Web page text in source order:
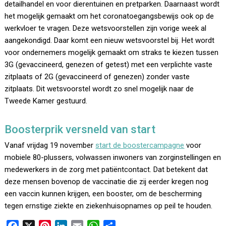
detailhandel en voor dierentuinen en pretparken. Daarnaast wordt
het mogelijk gemaakt om het coronatoegangsbewijs ook op de
werkvloer te vragen. Deze wetsvoorstellen zijn vorige week al
aangekondigd. Daar komt een nieuw wetsvoorstel bij. Het wordt
voor ondernemers mogelijk gemaakt om straks te kiezen tussen
3G (gevaccineerd, genezen of getest) met een verplichte vaste
zitplaats of 2G (gevaccineerd of genezen) zonder vaste
zitplaats. Dit wetsvoorstel wordt zo snel mogelijk naar de
Tweede Kamer gestuurd.
Boosterprik versneld van start
Vanaf vrijdag 19 november start de boostercampagne voor
mobiele 80-plussers, volwassen inwoners van zorginstellingen en
medewerkers in de zorg met patiëntcontact. Dat betekent dat
deze mensen bovenop de vaccinatie die zij eerder kregen nog
een vaccin kunnen krijgen, een booster, om de bescherming
tegen ernstige ziekte en ziekenhuisopnames op peil te houden.